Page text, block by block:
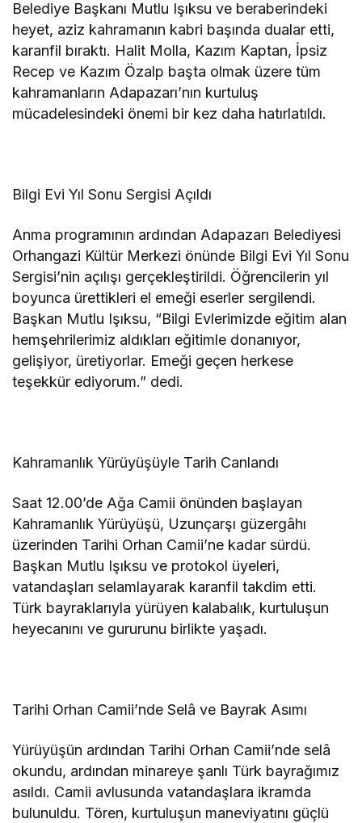
Belediye Başkanı Mutlu Işıksu ve beraberindeki
heyet, aziz kahramanın kabri başında dualar etti,
karanfil bıraktı. Halit Molla, Kazım Kaptan, İpsiz
Recep ve Kazım Özalp başta olmak üzere tüm
kahramanların Adapazarı’nın kurtuluş
mücadelesindeki önemi bir kez daha hatırlatıldı.
Bilgi Evi Yıl Sonu Sergisi Açıldı
Anma programının ardından Adapazarı Belediyesi
Orhangazi Kültür Merkezi önünde Bilgi Evi Yıl Sonu
Sergisi’nin açılışı gerçekleştirildi. Öğrencilerin yıl
boyunca ürettikleri el emeği eserler sergilendi.
Başkan Mutlu Işıksu, “Bilgi Evlerimizde eğitim alan
hemşehrilerimiz aldıkları eğitimle donanıyor,
gelişiyor, üretiyorlar. Emeği geçen herkese
teşekkür ediyorum.” dedi.
Kahramanlık Yürüyüşüyle Tarih Canlandı
Saat 12.00’de Ağa Camii önünden başlayan
Kahramanlık Yürüyüşü, Uzunçarşı güzergâhı
üzerinden Tarihi Orhan Camii’ne kadar sürdü.
Başkan Mutlu Işıksu ve protokol üyeleri,
vatandaşları selamlayarak karanfil takdim etti.
Türk bayraklarıyla yürüyen kalabalık, kurtuluşun
heyecanını ve gururunu birlikte yaşadı.
Tarihi Orhan Camii’nde Selâ ve Bayrak Asımı
Yürüyüşün ardından Tarihi Orhan Camii’nde selâ
okundu, ardından minareye şanlı Türk bayrağımız
asıldı. Camii avlusunda vatandaşlara ikramda
bulunuldu. Tören, kurtuluşun maneviyatını güçlü